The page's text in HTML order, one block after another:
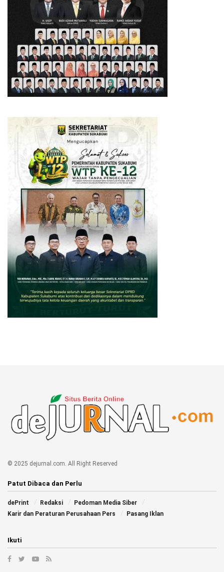
© 2025 dejurnal.com. All Right Reserved
Patut Dibaca dan Perlu
dePrint Redaksi
Pedoman Media Siber
Karir dan Peraturan Perusahaan Pers
Pasang Iklan
Ikuti